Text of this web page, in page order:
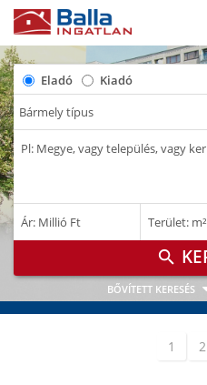
Eladó Kiadó
–
Ár: Millió Ft –
Terület: m²
search
BŐVÍTETT KERESÉS
1 2